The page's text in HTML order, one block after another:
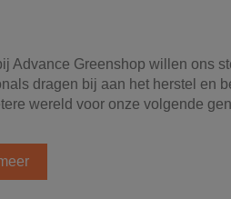
Advance Greenshop willen ons
dragen bij aan het herstel en
wereld voor onze volgende